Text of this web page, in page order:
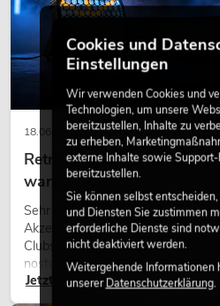
18.06.2026
Retro-Licht im modernen
warmes Licht wieder wirkt
Sehr warmes Licht, sichtbare
Akzente prägen viele aktuelle
Clubs und bei Events. Retro-Licht
nostalgischer Effekt, sondern ein
Gestaltungsmittel: Es schafft
Jetzt lesen
Cookies und
Einstellungen
Wir verwenden Cookies und
Technologien, um unsere
bereitzustellen, Inhalte zu
zu erheben,
externe Inhalte sowie
bereitzustellen.
Sie können selbst
und Diensten Sie zustimmen
erforderliche Dienste sind
nicht deaktiviert werden.
Weitergehende Informationen
unsererDatenschutzerklärung.